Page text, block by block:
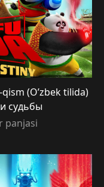
(O’zbek tilida)
судьбы
panjasi